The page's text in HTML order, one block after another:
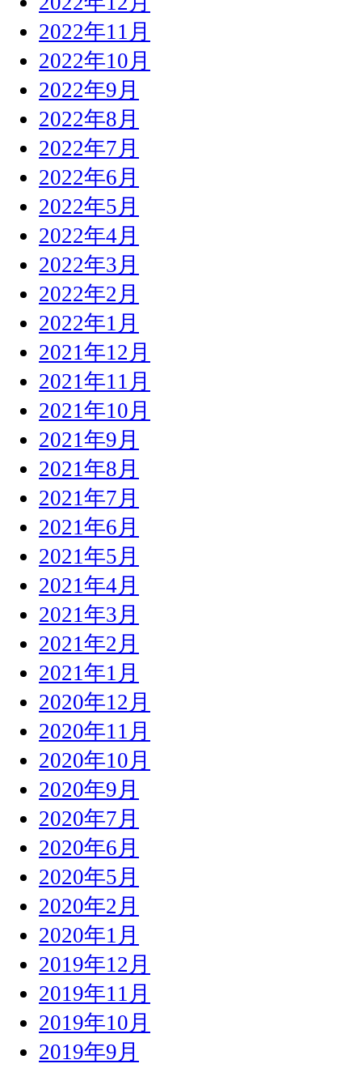
2022年11月
2022年10月
2022年9月
2022年8月
2022年7月
2022年6月
2022年5月
2022年4月
2022年3月
2022年2月
2022年1月
2021年12月
2021年11月
2021年10月
2021年9月
2021年8月
2021年7月
2021年6月
2021年5月
2021年4月
2021年3月
2021年2月
2021年1月
2020年12月
2020年11月
2020年10月
2020年9月
2020年7月
2020年6月
2020年5月
2020年2月
2020年1月
2019年12月
2019年11月
2019年10月
2019年9月